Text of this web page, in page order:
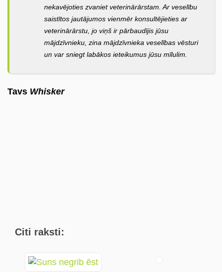
nekavējoties zvaniet veterinārārstam. Ar veselību
saistītos jautājumos vienmēr konsultējieties ar
veterinārārstu, jo viņš ir pārbaudījis jūsu
mājdzīvnieku, zina mājdzīvnieka veselības vēsturi
un var sniegt labākos ieteikumus jūsu mīlulim.
Tavs Whisker
Citi raksti: